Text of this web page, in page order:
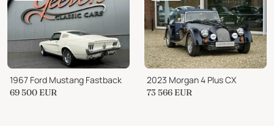
1967 Ford Mustang Fastback
69 500 EUR
2023 Morgan 4 Plus CX
73 566 EUR